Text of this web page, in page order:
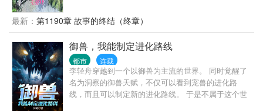
最新： 第1190章 故事的终结（终章）
御兽，我能制定进化路线
都市 连载
李轻舟穿越到一个以御兽为主流的世界。 同时觉醒了
名为洞察的御兽天赋，不仅可以看到宠兽的进化路
线，而且可以制定新的进化路线。 于是不属于这个世